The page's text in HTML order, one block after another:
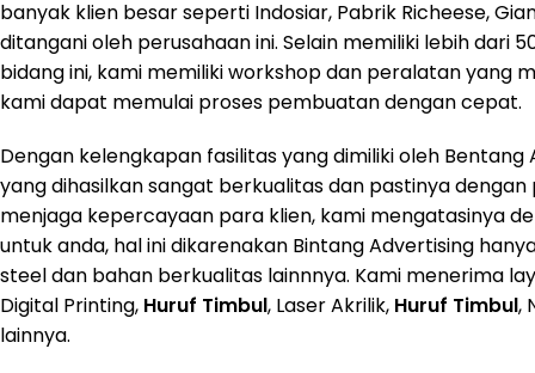
banyak klien besar seperti Indosiar, Pabrik Richeese,
ditangani oleh perusahaan ini. Selain memiliki lebih dari
bidang ini, kami memiliki workshop dan peralatan yang
kami dapat memulai proses pembuatan dengan cepat.
Dengan kelengkapan fasilitas yang dimiliki oleh
yang dihasilkan sangat berkualitas dan pastinya
menjaga kepercayaan para klien, kami mengatasinya
untuk anda, hal ini dikarenakan Bintang Advertising
steel dan bahan berkualitas lainnnya. Kami menerima
Digital Printing, Huruf Timbul, Laser Akrilik, Huruf Timbul,
lainnya.